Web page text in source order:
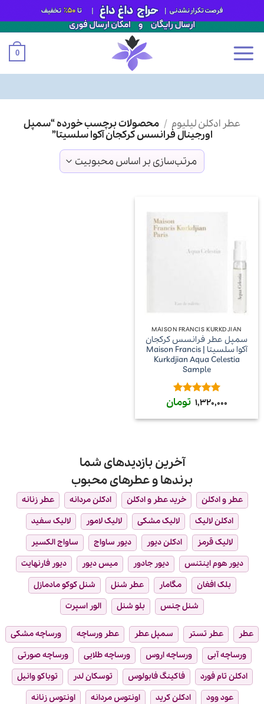
0
عطر ادکلن لیلیوم / محصولات برچسب خورده “سمپل
اورجینال فرانسس کرکجان آکوا سلسیتا”
MAISON FRANCIS KURKDJIAN
سمپل عطر فرانسس کرکجان
آکوا سلسیتا | Maison Francis
Kurkdjian Aqua Celestia
Sample
امتیاز 5از 1,320,000 تومان
آخرین بازدیدهای شما
برندها و عطرهای محبوب
عطر و ادکلن خرید عطر و ادکلن ادکلن مردانه
عطر زنانه
ادکلن لالیک
لالیک مشکی لالیک لامور
لالیک سفید
لالیک قرمز
ادکلن دیور دیور ساواج
ساواج الکسیر
دیور هوم اینتنس
دیور جادور میس دیور
دیور فارنهایت
بلک افغان
مگامار عطر شنل
شنل کوکو مادمازل
شنل چنس
بلو شنل الور اسپرت
عطر عطر تستر سمپل عطر عطر ورساچه
ورساچه مشکی
ورساچه آبی
ورساچه اروس ورساچه طلایی
ورساچه صورتی
ادکلن تام فورد
فاکینگ فابولوس توسکان لدر
توباکو وانیل
عود وود
ادکلن کرید اونتوس مردانه
اونتوس زنانه